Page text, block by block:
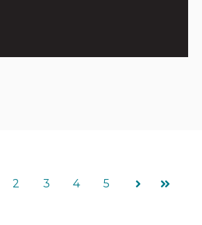
2 3 4 5
Next Last